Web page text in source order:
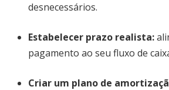
desnecessários.
Estabelecer prazo realista:
pagamento ao seu fluxo de
Criar um plano de